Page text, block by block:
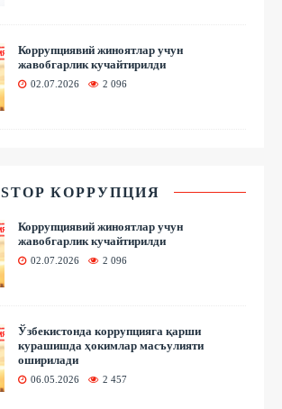
Коррупциявий жиноятлар учун
жавобгарлик кучайтирилди
02.07.2026 2 096
STOP КОРРУПЦИЯ
Коррупциявий жиноятлар учун
жавобгарлик кучайтирилди
02.07.2026 2 096
Ўзбекистонда коррупцияга қарши
курашишда ҳокимлар масъулияти
оширилади
06.05.2026 2 457